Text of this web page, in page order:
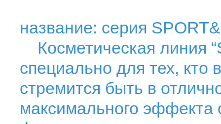
название: серия
Косметическая линия
специально для тех, кто
стремится быть в
максимального эффекта